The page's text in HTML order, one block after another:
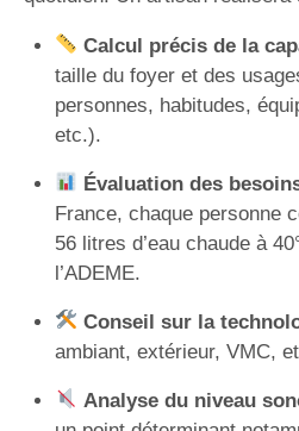
Calcul précis de la
taille du foyer et des
personnes, habitudes,
etc.).
Évaluation des
France, chaque personne
56 litres d’eau chaude à
l’ADEME.
Conseil sur la
ambiant, extérieur, VMC,
Analyse du niveau